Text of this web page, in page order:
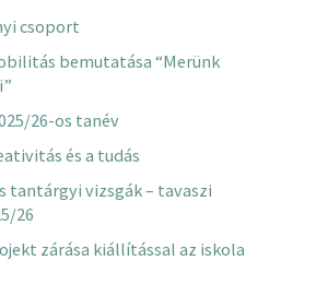
csoport
bemutatása “Merünk
26-os tanév
és a tudás
tantárgyi vizsgák – tavaszi
26
zárása kiállítással az iskola